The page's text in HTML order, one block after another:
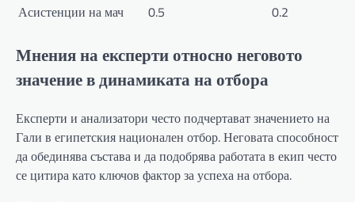
Асистенции на мач
0.5 0.2
Мнения на експерти относно неговото
значение в динамиката на отбора
Експерти и анализатори често подчертават значението на
Гали в египетския национален отбор. Неговата способност
да обединява състава и да подобрява работата в екип често
се цитира като ключов фактор за успеха на отбора.